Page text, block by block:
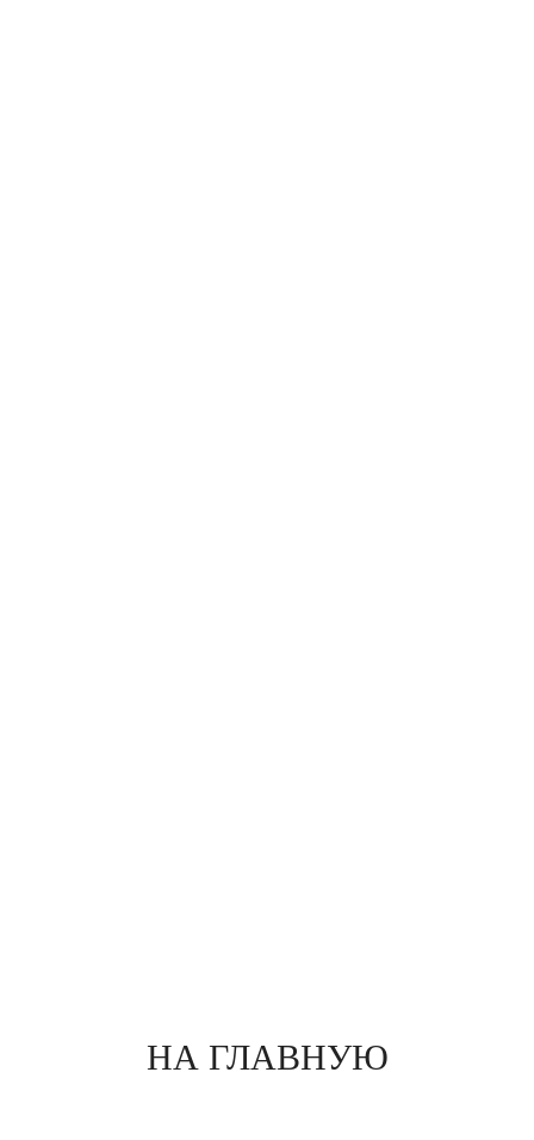
НА ГЛАВНУЮ